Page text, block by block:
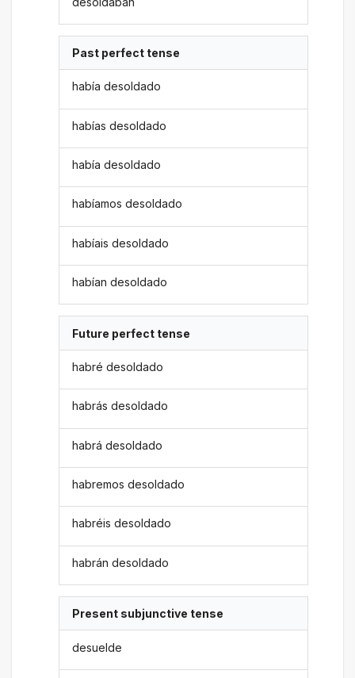
Past perfect tense
había desoldado
habías desoldado
había desoldado
habíamos desoldado
habíais desoldado
habían desoldado
Future perfect tense
habré desoldado
habrás desoldado
habrá desoldado
habremos desoldado
habréis desoldado
habrán desoldado
Present subjunctive tense
desuelde